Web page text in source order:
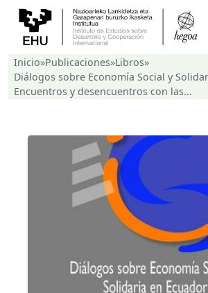
Inicio»Publicaciones»Libros»
Diálogos sobre Economía Social y
Encuentros y desencuentros con las...